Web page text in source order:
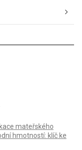
mateřského
hmotností: klíč ke